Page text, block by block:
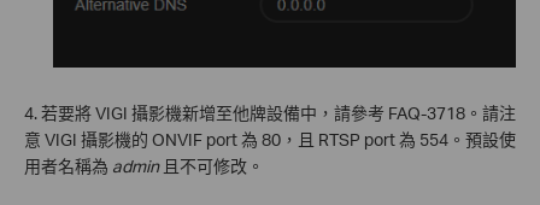
4. 若要將 VIGI 攝影機新增至他牌設備中，請參考 FAQ-3718。請注
意 VIGI 攝影機的 ONVIF port 為 80，且 RTSP port 為 554。預設使
用者名稱為 admin且不可修改。